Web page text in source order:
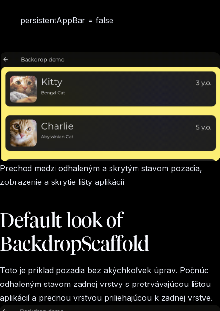
persistentAppBar = false
Prechod medzi odhaleným a skrytým stavom pozadia,
zobrazenie a skrytie lišty aplikácií
Default look of
BackdropScaffold
Toto je príklad pozadia bez akýchkoľvek úprav. Počnúc
odhaleným stavom zadnej vrstvy s pretrvávajúcou lištou
aplikácií a prednou vrstvou priliehajúcou k zadnej vrstve.